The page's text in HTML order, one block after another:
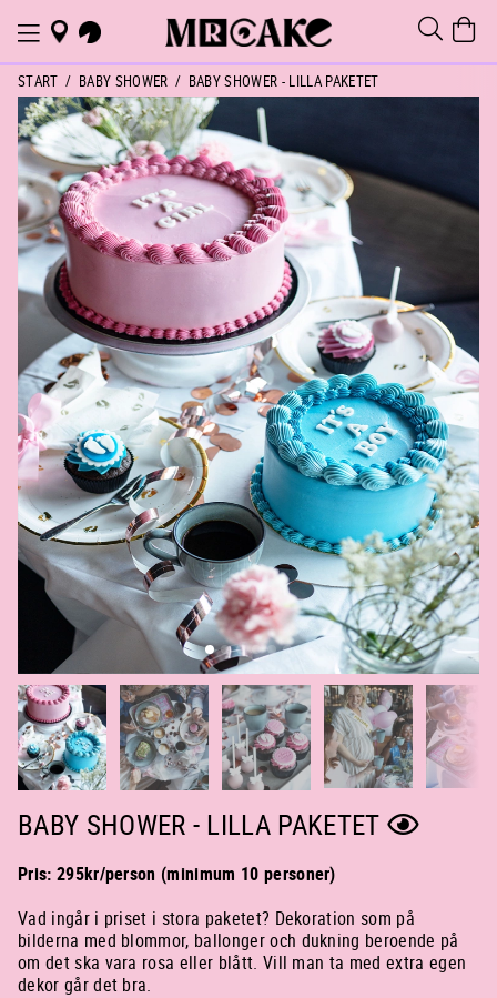
START BABY SHOWER BABY SHOWER - LILLA PAKETET
BABY SHOWER - LILLA PAKETET
Pris: 295kr/person (minimum 10 personer)
Vad ingår i priset i stora paketet? Dekoration som på
bilderna med blommor, ballonger och dukning beroende på
om det ska vara rosa eller blått. Vill man ta med extra egen
dekor går det bra.